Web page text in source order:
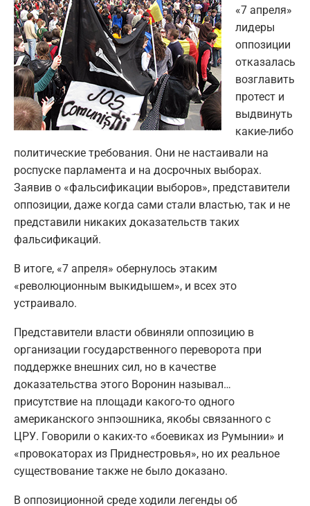
«7 апреля»
лидеры
оппозиции
отказалась
возглавить
протест и
выдвинуть
какие-либо
политические требования. Они не настаивали на
роспуске парламента и на досрочных выборах.
Заявив о «фальсификации выборов», представители
оппозиции, даже когда сами стали властью, так и не
представили никаких доказательств таких
фальсификаций.
В итоге, «7 апреля» обернулось этаким
«революционным выкидышем», и всех это
устраивало.
Представители власти обвиняли оппозицию в
организации государственного переворота при
поддержке внешних сил, но в качестве
доказательства этого Воронин называл…
присутствие на площади какого-то одного
американского энпэошника, якобы связанного с
ЦРУ. Говорили о каких-то «боевиках из Румынии» и
«провокаторах из Приднестровья», но их реальное
существование также не было доказано.
В оппозиционной среде ходили легенды об